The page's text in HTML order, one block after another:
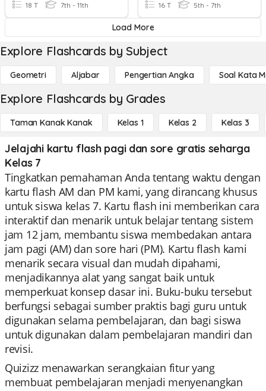
18 T 7th - 11th 16 T 5th - 7th
Load More
Explore Flashcards by Subject
Geometri Aljabar Pengertian Angka Soal Kata
Explore Flashcards by Grades
Taman Kanak Kanak Kelas 1 Kelas 2 Kelas 3
Jelajahi kartu flash pagi dan sore gratis seharga
Kelas 7
Tingkatkan pemahaman Anda tentang waktu dengan
kartu flash AM dan PM kami, yang dirancang khusus
untuk siswa kelas 7. Kartu flash ini memberikan cara
interaktif dan menarik untuk belajar tentang sistem
jam 12 jam, membantu siswa membedakan antara
jam pagi (AM) dan sore hari (PM). Kartu flash kami
menarik secara visual dan mudah dipahami,
menjadikannya alat yang sangat baik untuk
memperkuat konsep dasar ini. Buku-buku tersebut
berfungsi sebagai sumber praktis bagi guru untuk
digunakan selama pembelajaran, dan bagi siswa
untuk digunakan dalam pembelajaran mandiri dan
revisi.
Quizizz menawarkan serangkaian fitur yang
membuat pembelajaran menjadi menyenangkan